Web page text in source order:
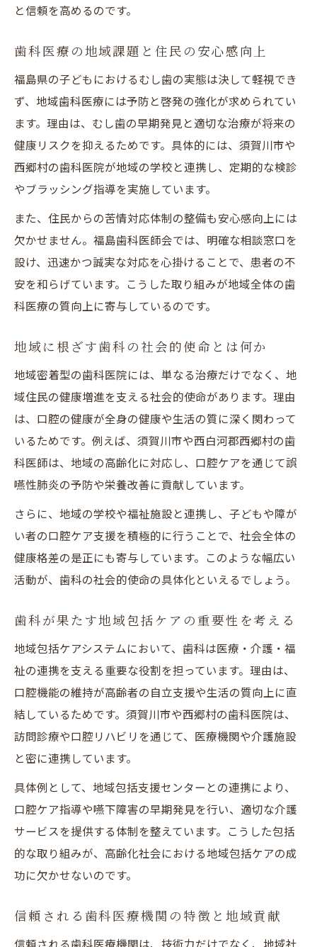
歯医者へのクレーム対応先と正しい連絡手
順
歯科相談時に押さえるべき公的窓口情報
安心できる歯科相談先の選び方と注意点
歯科の相談窓口を活用する具体的方法
福島県の現状に学ぶ歯科と地域コミュニティ
福島県における歯科の地域連携の現状分析
歯科が支える福島県のコミュニティ活動例
地域課題解決に向けた歯科の役割を再考
歯科医療と地域のつながりが生む安心感
安心を支える歯科の地域連携と現実的な窓口選
歯科が地域連携で目指す安心の医療環境
歯科相談窓口の種類と選び方のコツ
地域社会を支える歯科と相談体制の整備
歯科の窓口選択で失敗しないための確認点
安心に直結する歯科の地域ネットワーク構
築
と信頼を高めるのです。
歯科医療の地域課題と住民の安心感向上
福島県の子どもにおけるむし歯の実態は決して軽視でき
ず、地域歯科医療には予防と啓発の強化が求められてい
ます。理由は、むし歯の早期発見と適切な治療が将来の
健康リスクを抑えるためです。具体的には、須賀川市や
西郷村の歯科医院が地域の学校と連携し、定期的な検診
やブラッシング指導を実施しています。
また、住民からの苦情対応体制の整備も安心感向上には
欠かせません。福島歯科医師会では、明確な相談窓口を
設け、迅速かつ誠実な対応を心掛けることで、患者の不
安を和らげています。こうした取り組みが地域全体の歯
科医療の質向上に寄与しているのです。
地域に根ざす歯科の社会的使命とは何か
地域密着型の歯科医院には、単なる治療だけでなく、地
域住民の健康増進を支える社会的使命があります。理由
は、口腔の健康が全身の健康や生活の質に深く関わって
いるためです。例えば、須賀川市や西白河郡西郷村の歯
科医師は、地域の高齢化に対応し、口腔ケアを通じて誤
嚥性肺炎の予防や栄養改善に貢献しています。
さらに、地域の学校や福祉施設と連携し、子どもや障が
い者の口腔ケア支援を積極的に行うことで、社会全体の
健康格差の是正にも寄与しています。このような幅広い
活動が、歯科の社会的使命の具体化といえるでしょう。
歯科が果たす地域包括ケアの重要性を考える
地域包括ケアシステムにおいて、歯科は医療・介護・福
祉の連携を支える重要な役割を担っています。理由は、
口腔機能の維持が高齢者の自立支援や生活の質向上に直
結しているためです。須賀川市や西郷村の歯科医院は、
訪問診療や口腔リハビリを通じて、医療機関や介護施設
と密に連携しています。
具体例として、地域包括支援センターとの連携により、
口腔ケア指導や嚥下障害の早期発見を行い、適切な介護
サービスを提供する体制を整えています。こうした包括
的な取り組みが、高齢化社会における地域包括ケアの成
功に欠かせないのです。
信頼される歯科医療機関の特徴と地域貢献
信頼される歯科医療機関は、技術力だけでなく、地域社